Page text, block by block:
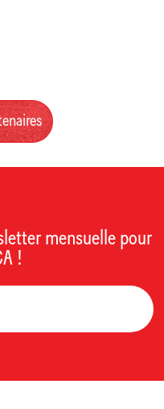
mensuelle pour
!